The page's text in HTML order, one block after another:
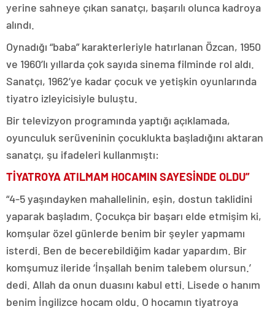
yerine sahneye çıkan sanatçı, başarılı olunca kadroya
alındı.
Oynadığı “baba” karakterleriyle hatırlanan Özcan, 1950
ve 1960’lı yıllarda çok sayıda sinema filminde rol aldı.
Sanatçı, 1962’ye kadar çocuk ve yetişkin oyunlarında
tiyatro izleyicisiyle buluştu.
Bir televizyon programında yaptığı açıklamada,
oyunculuk serüveninin çocuklukta başladığını aktaran
sanatçı, şu ifadeleri kullanmıştı:
TİYATROYA ATILMAM HOCAMIN SAYESİNDE OLDU”
“4-5 yaşındayken mahallelinin, eşin, dostun taklidini
yaparak başladım. Çocukça bir başarı elde etmişim ki,
komşular özel günlerde benim bir şeyler yapmamı
isterdi. Ben de becerebildiğim kadar yapardım. Bir
komşumuz ileride ‘İnşallah benim talebem olursun.’
dedi. Allah da onun duasını kabul etti. Lisede o hanım
benim İngilizce hocam oldu. O hocamın tiyatroya